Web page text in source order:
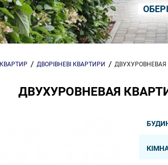
ДВОРІВНЕВІ КВАРТИРИ ДВУХУРОВНЕВАЯ
ДВУХУРОВНЕВАЯ